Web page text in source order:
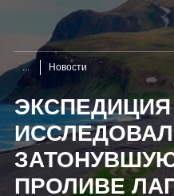
Новости
ПРОЛИВЕ